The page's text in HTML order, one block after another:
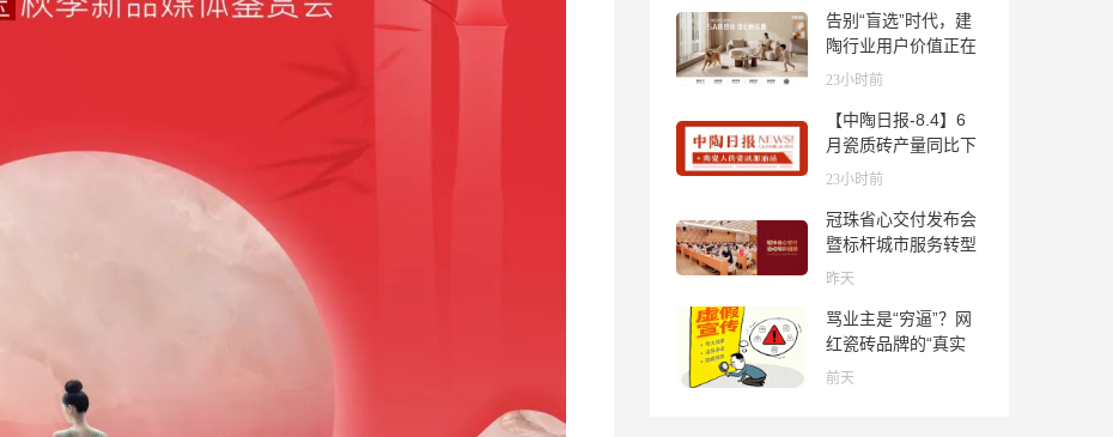
告别“盲选”时代，建
陶行业用户价值正在
被改写！
23小时前
【中陶日报-8.4】6
月瓷质砖产量同比下
降超10％；2家中国
ARCHIDEX 2026石
材展；东鹏已斥资
4852万回购股份；方
23小时前
冠珠省心交付发布会
暨标杆城市服务转型
集训会圆满举行
昨天
骂业主是“穷逼”？网
红瓷砖品牌的“真实
面目”被揭开了！
前天